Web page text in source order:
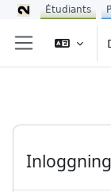
Gå direkt till
Étudiants